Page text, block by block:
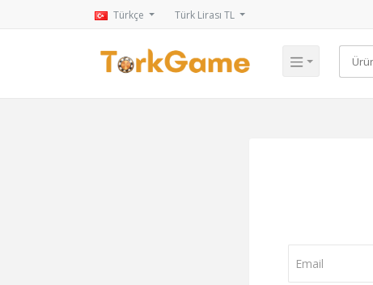
Türkçe Türk Lirası TL